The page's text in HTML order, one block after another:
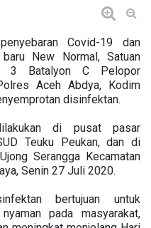
Covid-19 dan
New Normal, Satuan
3 Batalyon C Pelopor
Aceh Abdya, Kodim
disinfektan.
di pusat pasar
Teuku Peukan, dan di
Serangga Kecamatan
Senin 27 Juli 2020.
bertujuan untuk
pada masyarakat,